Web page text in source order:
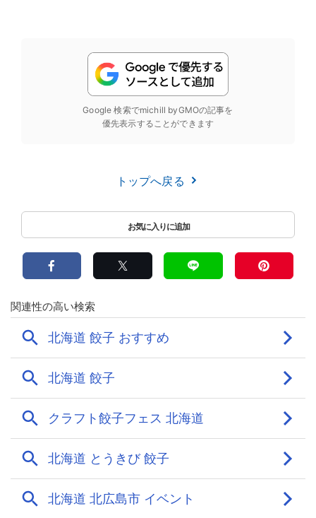
Google 検索でmichill byGMOの記事を
優先表示することができます
トップへ戻る